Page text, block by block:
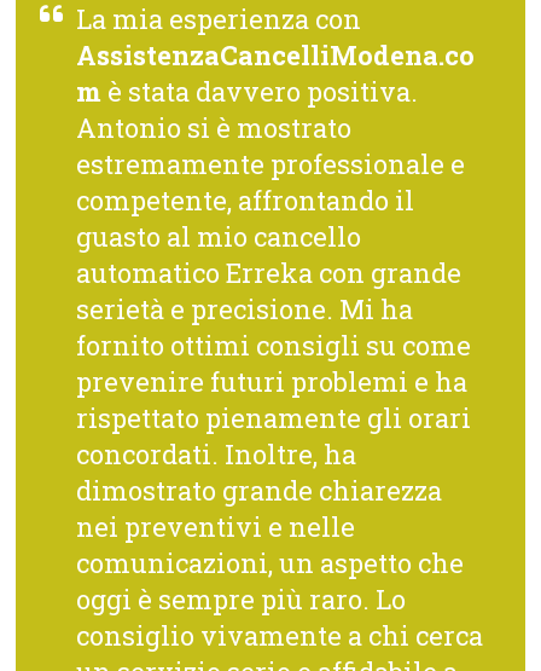
La mia esperienza con
AssistenzaCancelliModena.co
m è stata davvero positiva.
Antonio si è mostrato
estremamente professionale e
competente, affrontando il
guasto al mio cancello
automatico Erreka con grande
serietà e precisione. Mi ha
fornito ottimi consigli su come
prevenire futuri problemi e ha
rispettato pienamente gli orari
concordati. Inoltre, ha
dimostrato grande chiarezza
nei preventivi e nelle
comunicazioni, un aspetto che
oggi è sempre più raro. Lo
consiglio vivamente a chi cerca